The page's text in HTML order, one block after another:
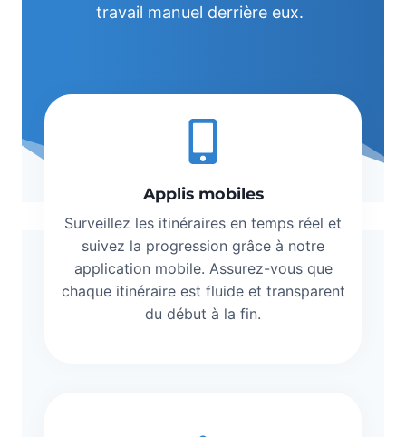
travail manuel derrière eux.
Applis mobiles
Surveillez les itinéraires en temps réel et
suivez la progression grâce à notre
application mobile. Assurez-vous que
chaque itinéraire est fluide et transparent
du début à la fin.